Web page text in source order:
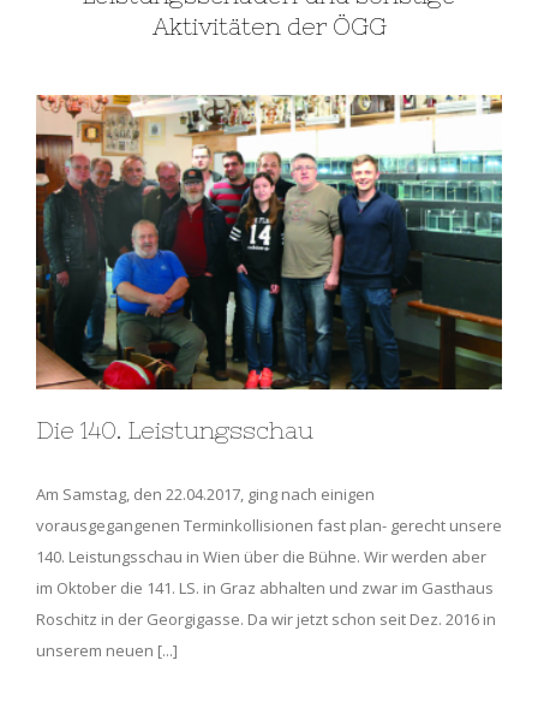
Aktivitäten der ÖGG
Die 140. Leistungsschau
Am Samstag, den 22.04.2017, ging nach einigen
vorausgegangenen Terminkollisionen fast plan- gerecht unsere
140. Leistungsschau in Wien über die Bühne. Wir werden aber
im Oktober die 141. LS. in Graz abhalten und zwar im Gasthaus
Roschitz in der Georgigasse. Da wir jetzt schon seit Dez. 2016 in
unserem neuen [...]